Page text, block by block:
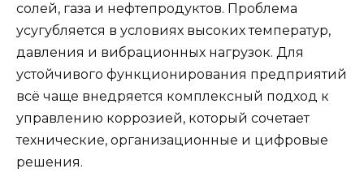
солей, газа и нефтепродуктов. Проблема
усугубляется в условиях высоких температур,
давления и вибрационных нагрузок. Для
устойчивого функционирования предприятий
всё чаще внедряется комплексный подход к
управлению коррозией, который сочетает
технические, организационные и цифровые
решения.